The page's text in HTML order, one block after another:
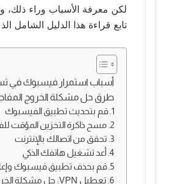
لكن معرفة الأسباب وراء
تابع قراءة هذا الدليل
أسباب استمرار فيسبوك في
طرق حل مشكلة الخروج
1. قم بتحديث تطبيق الفيسبوك
2. مسح ذاكرة التخزين المؤقت للفيسبوك
3. تحقق من اتصالك بالإنترنت
4. أعد تشغيل هاتفك الذكي
5. قم بحذف تطبيق فيسبوك وإعادة تثبيته
6. تعطيل VPN: حل مشكلة الخروج المفاجئ من فيسبوك